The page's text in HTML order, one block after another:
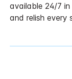
available 24/7
and relish every